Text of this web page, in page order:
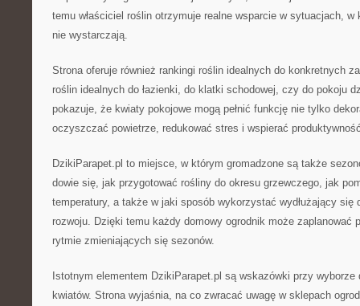
temu właściciel roślin otrzymuje realne wsparcie w sytuacjach,
nie wystarczają.
Strona oferuje również rankingi roślin idealnych do konkretnych
roślin idealnych do łazienki, do klatki schodowej, czy do pokoju
pokazuje, że kwiaty pokojowe mogą pełnić funkcję nie tylko
oczyszczać powietrze, redukować stres i wspierać
DzikiParapet.pl to miejsce, w którym gromadzone są także
dowie się, jak przygotować rośliny do okresu grzewczego, jak
temperatury, a także w jaki sposób wykorzystać wydłużający się
rozwoju. Dzięki temu każdy domowy ogrodnik może zaplanować
rytmie zmieniających się sezonów.
Istotnym elementem DzikiParapet.pl są wskazówki przy wyborze
kwiatów. Strona wyjaśnia, na co zwracać uwagę w sklepach